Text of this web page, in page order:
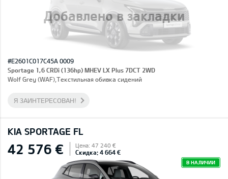
Добавлено в закладки
#E2601C017C45A 0009
Sportage 1,6 CRDi (136hp) MHEV LX Plus 7DCT 2WD
Wolf Grey (WAF),Текстильная обивка сидений
Я ЗАИНТЕРЕСОВАН!
KIA SPORTAGE FL
42 576 € Цена: 47 240 €
Скидка: 4 664 €
В НАЛИЧИИ